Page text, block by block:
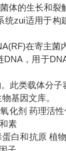
体的生长和裂
zui适用于构
在寄主菌
，用于
此类载体分子
基因文库。
化剂 药理活
素
白和抗原 植